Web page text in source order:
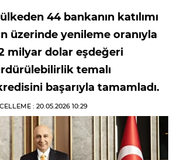
44 bankanın katılımı
üzerinde yenileme oranıyla
milyar dolar eşdeğeri
temalı
başarıyla tamamladı.
: 20.05.2026 10:29